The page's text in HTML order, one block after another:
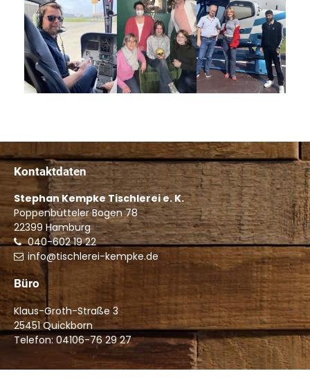
Kontaktdaten
Stephan Kempke Tischlerei e. K.
Poppenbütteler Bogen 78
22399 Hamburg
040-602 19 22
info@tischlerei-kempke.de
Büro
Klaus-Groth-Straße 3
25451 Quickborn
Telefon: 04106-76 29 27